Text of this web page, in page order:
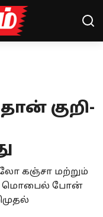
குறி-
கஞ்சா மற்றும்
மொபைல் போன்